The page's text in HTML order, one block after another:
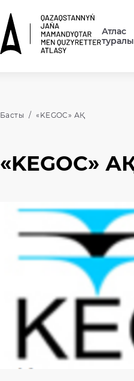
Атлас
туралы
Басты «KEGOC» АҚ
«KEGOC»